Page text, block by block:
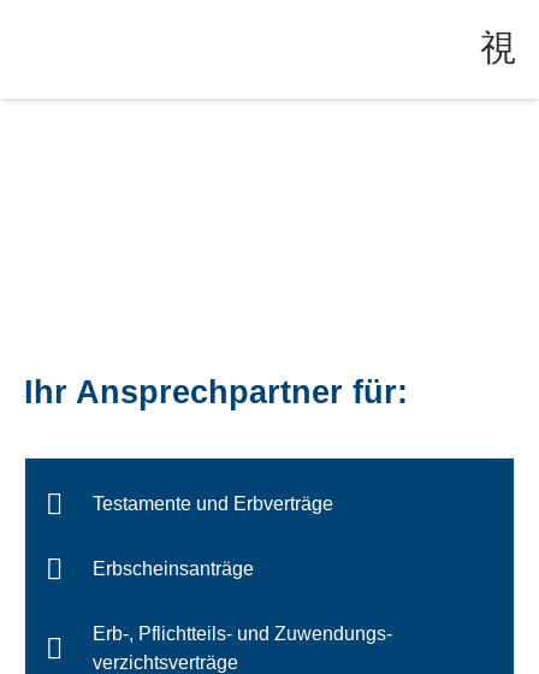
Ihr Ansprechpartner für:
Testamente und Erbverträge
Erbscheinsanträge
Erb-, Pflichtteils- und Zuwendungs-
verzichtsverträge